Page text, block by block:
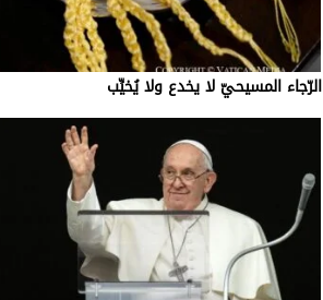
الرّجاء المسيحيّ لا يخدع ولا يُخيِّب